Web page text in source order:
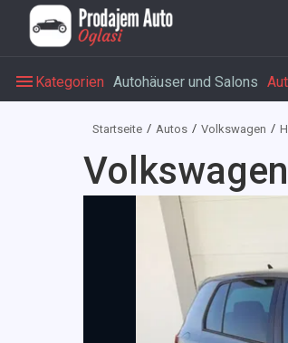
Kategorien Autohäuser und Salons
Startseite Autos Volkswagen